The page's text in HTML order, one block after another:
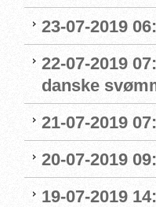
23-07-2019
22-07-2019
danske
21-07-2019
20-07-2019
19-07-2019